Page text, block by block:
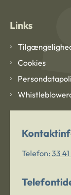
Links
Cookies
Telefon: 33